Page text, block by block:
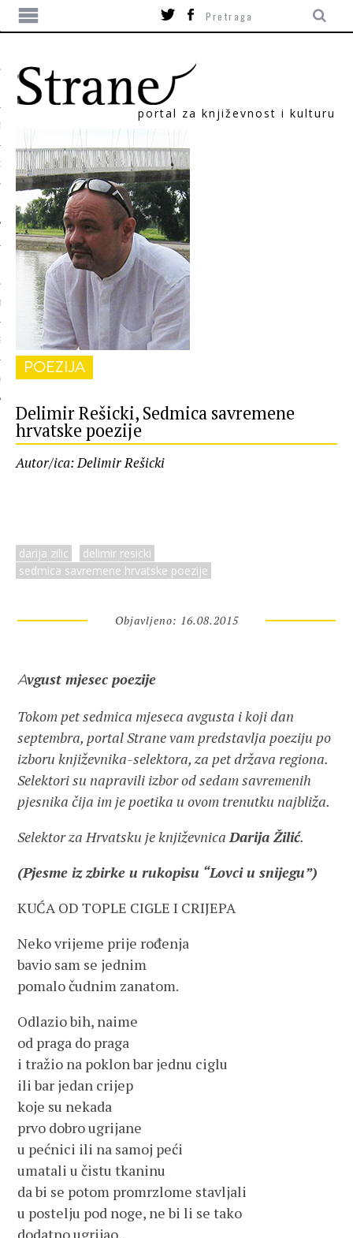
portal za književnost i kulturu
POEZIJA
Delimir Rešicki, Sedmica savremene
hrvatske poezije
Autor/ica: Delimir Rešicki
darija zilic
delimir resicki
sedmica savremene hrvatske poezije
Objavljeno: 16.08.2015
Avgust mjesec poezije
Tokom pet sedmica mjeseca avgusta i koji dan
septembra, portal Strane vam predstavlja poeziju po
izboru književnika-selektora, za pet država regiona.
Selektori su napravili izbor od sedam savremenih
pjesnika čija im je poetika u ovom trenutku najbliža.
Selektor za Hrvatsku je književnicaDarija Žilić.
(Pjesme iz zbirke u rukopisu “Lovci u snijegu”)
KUĆA OD TOPLE CIGLE I CRIJEPA
Neko vrijeme prije rođenja
bavio sam se jednim
pomalo čudnim zanatom.
Odlazio bih, naime
od praga do praga
i tražio na poklon bar jednu ciglu
ili bar jedan crijep
koje su nekada
prvo dobro ugrijane
u pećnici ili na samoj peći
umatali u čistu tkaninu
da bi se potom promrzlome stavljali
u postelju pod noge, ne bi li se tako
dodatno ugrijao.